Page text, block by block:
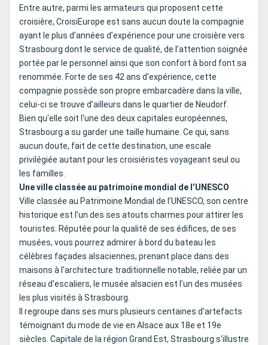
Entre autre, parmi les armateurs qui proposent cette
croisière, CroisiEurope est sans aucun doute la compagnie
ayant le plus d’années d’expérience pour une croisière vers
Strasbourg dont le service de qualité, de l’attention soignée
portée par le personnel ainsi que son confort à bord font sa
renommée. Forte de ses 42 ans d'expérience, cette
compagnie possède son propre embarcadère dans la ville,
celui-ci se trouve d’ailleurs dans le quartier de Neudorf.
Bien qu'elle soit l'une des deux capitales européennes,
Strasbourg a su garder une taille humaine. Ce qui, sans
aucun doute, fait de cette destination, une escale
privilégiée autant pour les croisiéristes voyageant seul ou
les familles.
Une ville classée au patrimoine mondial de l’UNESCO
Ville classée au Patrimoine Mondial de l’UNESCO, son centre
historique est l’un des ses atouts charmes pour attirer les
touristes. Réputée pour la qualité de ses édifices, de ses
musées, vous pourrez admirer à bord du bateau les
célèbres façades alsaciennes, prenant place dans des
maisons à l'architecture traditionnelle notable, reliée par un
réseau d'escaliers, le musée alsacien est l'un des musées
les plus visités à Strasbourg.
Il regroupe dans ses murs plusieurs centaines d'artefacts
témoignant du mode de vie en Alsace aux 18e et 19e
siècles. Capitale de la région Grand Est, Strasbourg s'illustre